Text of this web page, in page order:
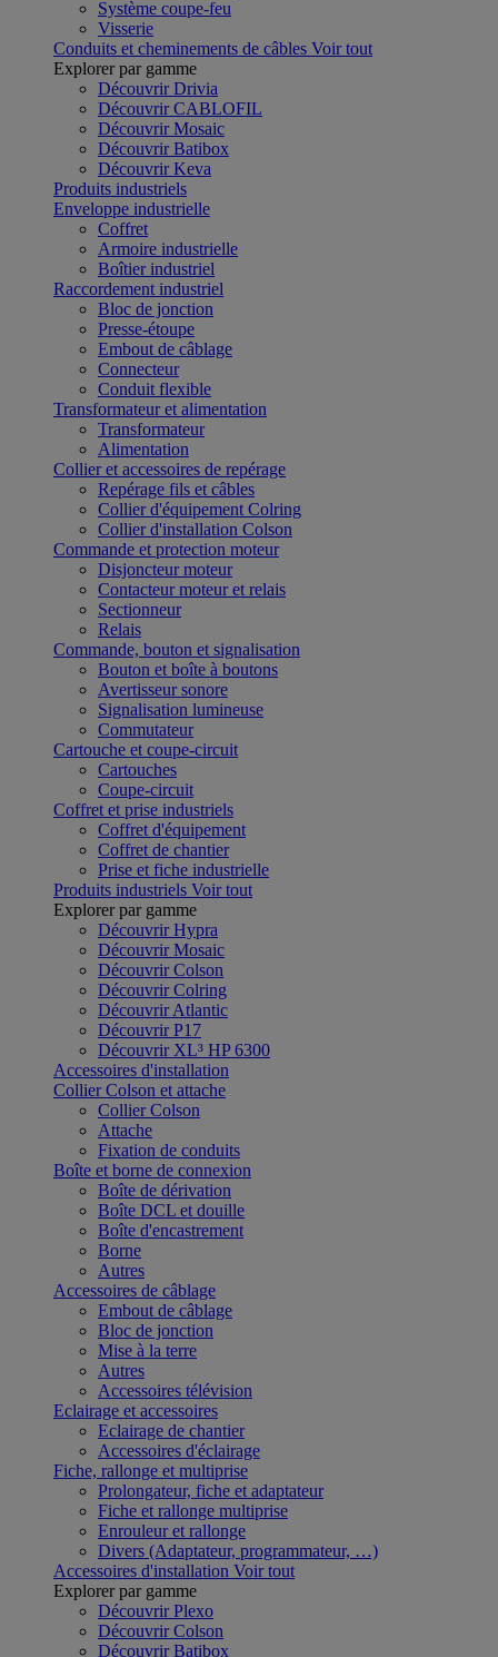
Système coupe-feu
Visserie
Conduits et cheminements de câbles Voir tout
Explorer par gamme
Découvrir Drivia
Découvrir CABLOFIL
Découvrir Mosaic
Découvrir Batibox
Découvrir Keva
Produits industriels
Enveloppe industrielle
Coffret
Armoire industrielle
Boîtier industriel
Raccordement industriel
Bloc de jonction
Presse-étoupe
Embout de câblage
Connecteur
Conduit flexible
Transformateur et alimentation
Transformateur
Alimentation
Collier et accessoires de repérage
Repérage fils et câbles
Collier d'équipement Colring
Collier d'installation Colson
Commande et protection moteur
Disjoncteur moteur
Contacteur moteur et relais
Sectionneur
Relais
Commande, bouton et signalisation
Bouton et boîte à boutons
Avertisseur sonore
Signalisation lumineuse
Commutateur
Cartouche et coupe-circuit
Cartouches
Coupe-circuit
Coffret et prise industriels
Coffret d'équipement
Coffret de chantier
Prise et fiche industrielle
Produits industriels Voir tout
Explorer par gamme
Découvrir Hypra
Découvrir Mosaic
Découvrir Colson
Découvrir Colring
Découvrir Atlantic
Découvrir P17
Découvrir XL³ HP 6300
Accessoires d'installation
Collier Colson et attache
Collier Colson
Attache
Fixation de conduits
Boîte et borne de connexion
Boîte de dérivation
Boîte DCL et douille
Boîte d'encastrement
Borne
Autres
Accessoires de câblage
Embout de câblage
Bloc de jonction
Mise à la terre
Autres
Accessoires télévision
Eclairage et accessoires
Eclairage de chantier
Accessoires d'éclairage
Fiche, rallonge et multiprise
Prolongateur, fiche et adaptateur
Fiche et rallonge multiprise
Enrouleur et rallonge
Divers (Adaptateur, programmateur, …)
Accessoires d'installation Voir tout
Explorer par gamme
Découvrir Plexo
Découvrir Colson
Découvrir Batibox